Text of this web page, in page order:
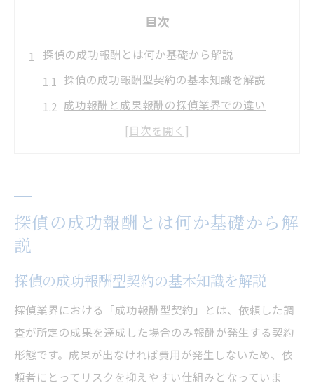
目次
探偵の成功報酬とは何か基礎から解説
探偵の成功報酬型契約の基本知識を解説
成功報酬と成果報酬の探偵業界での違い
探偵サービスの成功報酬制メリットを理解
探偵における成果報酬と成功報酬の定義
探偵サービスでの成果報酬と成功報酬の選
び方
成果報酬・成功報酬の特徴と注意点を整理
探偵業界で混同しやすい報酬体系の違い
安心できる探偵の成功報酬型契約術
探偵の成功報酬とは何か基礎から解
説
探偵の成功報酬型契約の基本知識を解説
探偵業界における「成功報酬型契約」とは、依頼した調
査が所定の成果を達成した場合のみ報酬が発生する契約
形態です。成果が出なければ費用が発生しないため、依
頼者にとってリスクを抑えやすい仕組みとなっていま